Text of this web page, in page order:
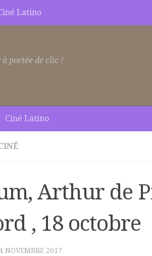
Latino
portée de clic !
Ciné Latino
Arthur de
, 18 octobre
NOVEMBRE 2017